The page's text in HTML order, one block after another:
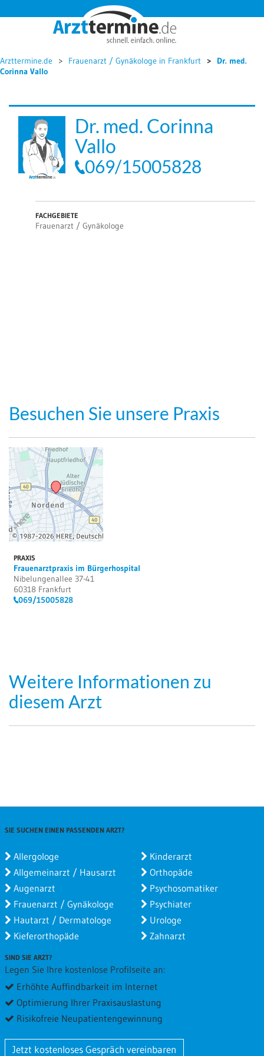




Arzttermine.de Frauenarzt / Gynäkologe in Frankfurt
Dr. med.
Corinna Vallo
Dr. med. Corinna
Vallo
069/15005828
FACHGEBIETE
Frauenarzt / Gynäkologe
Besuchen Sie unsere Praxis
PRAXIS
Frauenarztpraxis im Bürgerhospital
Nibelungenallee 37-41
60318 Frankfurt
069/15005828
Weitere Informationen zu
diesem Arzt
SIE SUCHEN EINEN PASSENDEN ARZT?
Allergologe
Allgemeinarzt / Hausarzt
Augenarzt
Frauenarzt / Gynäkologe
Hautarzt / Dermatologe
Kieferorthopäde
Kinderarzt
Orthopäde
Psychosomatiker
Psychiater
Urologe
Zahnarzt
SIND SIE ARZT?
Legen Sie Ihre kostenlose Profilseite an:
Erhöhte Auffindbarkeit im Internet
Optimierung Ihrer Praxisauslastung
Risikofreie Neupatientengewinnung
Jetzt kostenloses Gespräch vereinbaren